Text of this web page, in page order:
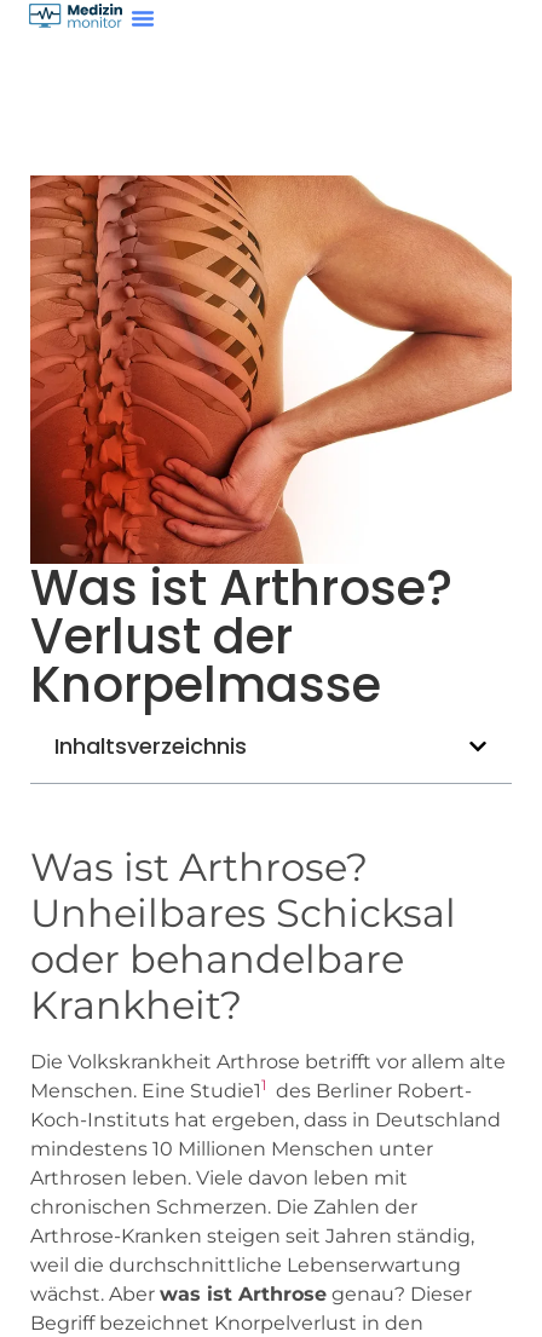
Was ist Arthrose?
Verlust der
Knorpelmasse
Inhaltsverzeichnis
Was ist Arthrose?
Unheilbares Schicksal
oder behandelbare
Krankheit?
Die Volkskrankheit Arthrose betrifft vor allem alte
Menschen. Eine Studie11 des Berliner Robert-
Koch-Instituts hat ergeben, dass in Deutschland
mindestens 10 Millionen Menschen unter
Arthrosen leben. Viele davon leben mit
chronischen Schmerzen. Die Zahlen der
Arthrose-Kranken steigen seit Jahren ständig,
weil die durchschnittliche Lebenserwartung
wächst. Aber was ist Arthrose genau? Dieser
Begriff bezeichnet Knorpelverlust in den